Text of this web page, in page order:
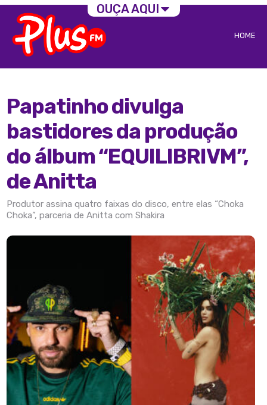
HOME
Papatinho divulga
bastidores da produção
do álbum “EQUILIBRIVM”,
de Anitta
Produtor assina quatro faixas do disco, entre elas “Choka
Choka”, parceria de Anitta com Shakira
OUÇA AQUI